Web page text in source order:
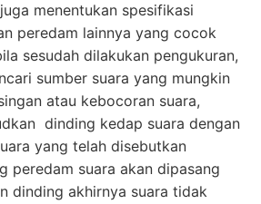
menentukan spesifikasi
peredam lainnya yang cocok
sesudah dilakukan pengukuran,
sumber suara yang mungkin
atau kebocoran suara,
dinding kedap suara dengan
yang telah disebutkan
peredam suara akan dipasang
dinding akhirnya suara tidak